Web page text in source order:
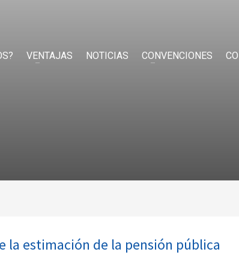
VENTAJAS NOTICIAS CONVENCIONES
la estimación de la pensión pública